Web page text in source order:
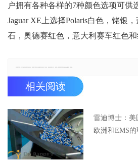
户拥有各种各样的7种颜色选项可供
Jaguar XE上选择Polaris白色，铑银
石，奥德赛红色，意大利赛车红色和
郑重声明：本文版权归原作者所有，转载文章仅为传播更多信息之目的，如有侵权行为，请第一时间联系我们修改或删除，多谢。
相关阅读
雷迪博士：美
欧洲和EMS